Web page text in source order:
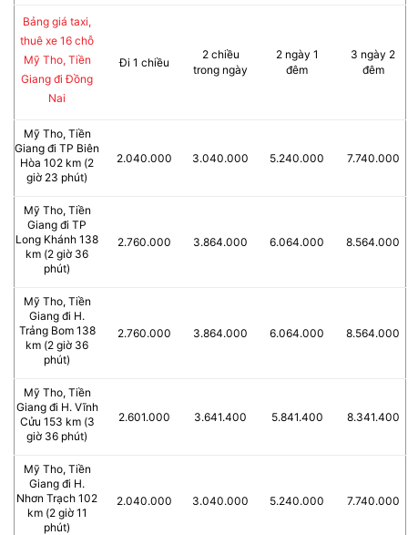
Bảng giá taxi,
thuê xe 16 chỗ
Mỹ Tho, Tiền
Giang đi Đồng
Nai
Đi 1 chiều
2 chiều
trong ngày
2 ngày 1
đêm
3 ngày 2
đêm
Mỹ Tho, Tiền
Giang đi TP Biên
Hòa 102 km (2
giờ 23 phút)
2.040.000 3.040.000 5.240.000 7.740.000
Mỹ Tho, Tiền
Giang đi TP
Long Khánh 138
km (2 giờ 36
phút)
2.760.000 3.864.000 6.064.000 8.564.000
Mỹ Tho, Tiền
Giang đi H.
Trảng Bom 138
km (2 giờ 36
phút)
2.760.000 3.864.000 6.064.000 8.564.000
Mỹ Tho, Tiền
Giang đi H. Vĩnh
Cửu 153 km (3
giờ 36 phút)
2.601.000 3.641.400 5.841.400 8.341.400
Mỹ Tho, Tiền
Giang đi H.
Nhơn Trạch 102
km (2 giờ 11
phút)
2.040.000 3.040.000 5.240.000 7.740.000